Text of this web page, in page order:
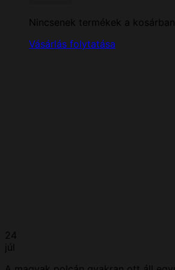
Nincsenek termékek a
Vásárlás folytatása
24
júl